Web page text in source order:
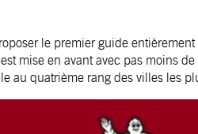
le premier guide
mise en avant avec pas moins
au quatrième rang des villes les